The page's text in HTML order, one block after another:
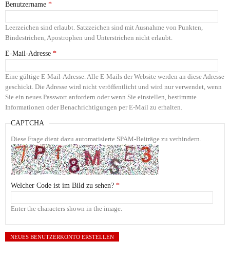
Benutzername *
Leerzeichen sind erlaubt. Satzzeichen sind mit Ausnahme von Punkten,
Bindestrichen, Apostrophen und Unterstrichen nicht erlaubt.
E-Mail-Adresse *
Eine gültige E-Mail-Adresse. Alle E-Mails der Website werden an diese Adresse
geschickt. Die Adresse wird nicht veröffentlicht und wird nur verwendet, wenn
Sie ein neues Passwort anfordern oder wenn Sie einstellen, bestimmte
Informationen oder Benachrichtigungen per E-Mail zu erhalten.
CAPTCHA
Diese Frage dient dazu automatisierte SPAM-Beiträge zu verhindern.
Welcher Code ist im Bild zu sehen? *
Enter the characters shown in the image.